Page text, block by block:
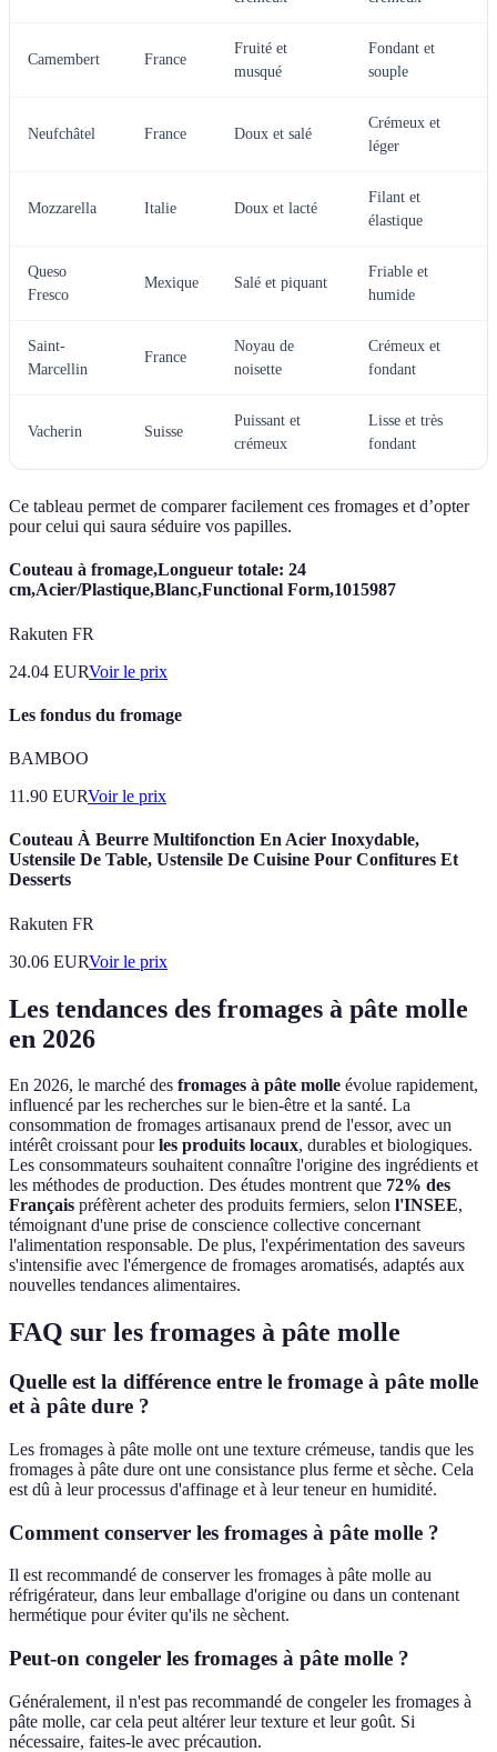
Camembert France
Fruité et
musqué
Fondant et
souple
Neufchâtel France Doux et salé
Crémeux et
léger
Mozzarella Italie Doux et lacté
Filant et
élastique
Queso
Fresco
Mexique Salé et piquant
Friable et
humide
Saint-
Marcellin
France
Noyau de
noisette
Crémeux et
fondant
Vacherin Suisse
Puissant et
crémeux
Lisse et très
fondant
Ce tableau permet de comparer facilement ces fromages et d’opter
pour celui qui saura séduire vos papilles.
Couteau à fromage,Longueur totale: 24
cm,Acier/Plastique,Blanc,Functional Form,1015987
Rakuten FR
24.04 EURVoir le prix
Les fondus du fromage
BAMBOO
11.90 EURVoir le prix
Couteau À Beurre Multifonction En Acier Inoxydable,
Ustensile De Table, Ustensile De Cuisine Pour Confitures Et
Desserts
Rakuten FR
30.06 EURVoir le prix
Les tendances des fromages à pâte molle
en 2026
En 2026, le marché des fromages à pâte molle évolue rapidement,
influencé par les recherches sur le bien-être et la santé. La
consommation de fromages artisanaux prend de l'essor, avec un
intérêt croissant pourles produits locaux, durables et biologiques.
Les consommateurs souhaitent connaître l'origine des ingrédients et
les méthodes de production. Des études montrent que 72% des
Français préfèrent acheter des produits fermiers, selon l'INSEE,
témoignant d'une prise de conscience collective concernant
l'alimentation responsable. De plus, l'expérimentation des saveurs
s'intensifie avec l'émergence de fromages aromatisés, adaptés aux
nouvelles tendances alimentaires.
FAQ sur les fromages à pâte molle
Quelle est la différence entre le fromage à pâte molle
et à pâte dure ?
Les fromages à pâte molle ont une texture crémeuse, tandis que les
fromages à pâte dure ont une consistance plus ferme et sèche. Cela
est dû à leur processus d'affinage et à leur teneur en humidité.
Comment conserver les fromages à pâte molle ?
Il est recommandé de conserver les fromages à pâte molle au
réfrigérateur, dans leur emballage d'origine ou dans un contenant
hermétique pour éviter qu'ils ne sèchent.
Peut-on congeler les fromages à pâte molle ?
Généralement, il n'est pas recommandé de congeler les fromages à
pâte molle, car cela peut altérer leur texture et leur goût. Si
nécessaire, faites-le avec précaution.